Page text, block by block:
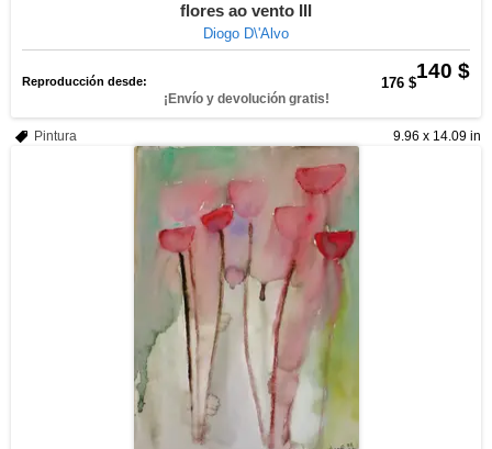
flores ao vento III
Diogo D\'Alvo
140 $
Reproducción desde: 176 $
¡Envío y devolución gratis!
9.96 x 14.09 in
Pintura